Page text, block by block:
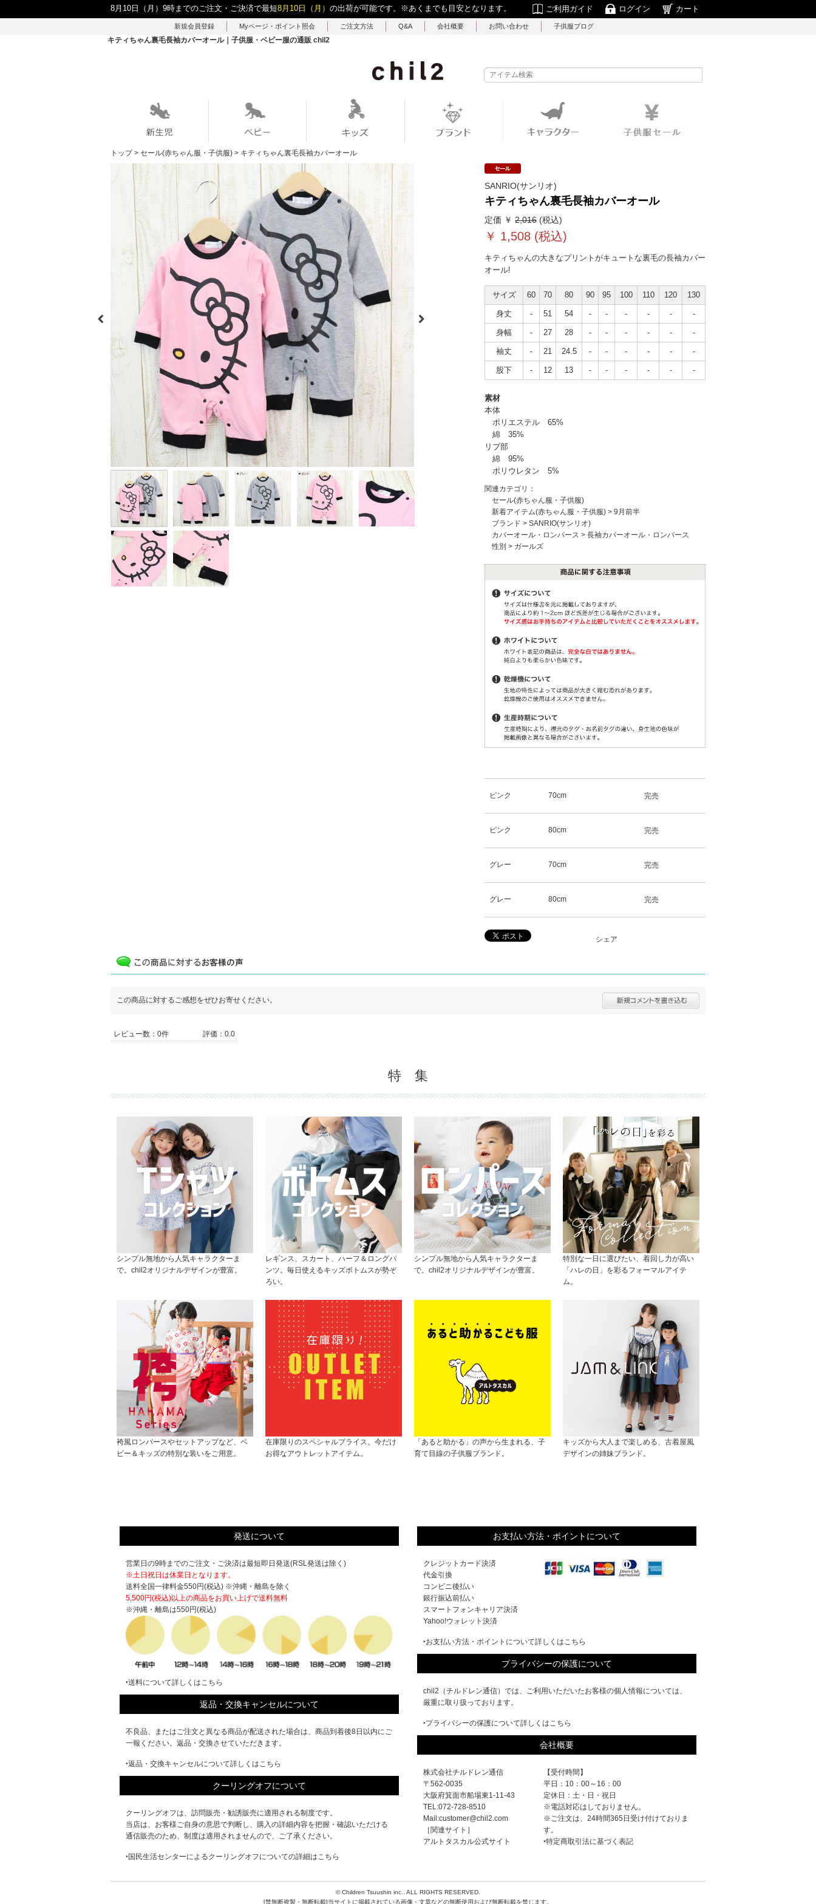
8月10日（月）9時までのご注文・ご決済で最短8月10日（月） の出荷が可能です。 ※あくまでも目安となります。 ご利用ガイド ログイン カート
新規会員登録 Myページ・ポイント照会 ご注文方法 Q&A 会社概要 お問い合わせ 子供服ブログ
キティちゃん裏毛長袖カバーオール｜子供服・ベビー服の通販 chil2
トップ > セール(赤ちゃん服・子供服) > キティちゃん裏毛長袖カバーオール
SANRIO(サンリオ)
キティちゃん裏毛長袖カバーオール
定価 ￥ 2,016 (税込)
￥ 1,508 (税込)
キティちゃんの大きなプリントがキュートな裏毛の長袖カバー
オール!
サイズ 60 70 80 90 95 100 110 120 130
身丈 - 51 54 - - - - - -
身幅 - 27 28 - - - - - -
袖丈 - 21 24.5 - - - - - -
股下 - 12 13 - - - - - -
素材
本体
ポリエステル 65%
綿 35%
リブ部
綿 95%
ポリウレタン 5%
関連カテゴリ：
セール(赤ちゃん服・子供服)
新着アイテム(赤ちゃん服・子供服) > 9月前半
ブランド > SANRIO(サンリオ)
カバーオール・ロンパース > 長袖カバーオール・ロンパース
性別 > ガールズ
ピンク 70cm 完売
ピンク 80cm 完売
グレー 70cm 完売
グレー 80cm 完売
シェア
この商品に対するご感想をぜひお寄せください。
レビュー数：0件 評価：0.0
特 集
シンプル無地から人気キャラクターま
で。chil2オリジナルデザインが豊富。
レギンス、スカート、ハーフ＆ロングパ
ンツ。毎日使えるキッズボトムスが勢ぞ
ろい。
シンプル無地から人気キャラクターま
で。chil2オリジナルデザインが豊富。
特別な一日に選びたい、着回し力が高い
「ハレの日」を彩るフォーマルアイテ
ム。
袴風ロンパースやセットアップなど、ベ
ビー＆キッズの特別な装いをご用意。
在庫限りのスペシャルプライス。今だけ
お得なアウトレットアイテム。
「あると助かる」の声から生まれる、子
育て目線の子供服ブランド。
キッズから大人まで楽しめる、古着屋風
デザインの姉妹ブランド。
発送について
営業日の9時までのご注文・ご決済は最短即日発送(RSL発送は除く)
※土日祝日は休業日となります。
送料全国一律料金550円(税込) ※沖縄・離島を除く
5,500円(税込)以上の商品をお買い上げで送料無料
※沖縄・離島は550円(税込)
‣送料について詳しくはこちら
返品・交換キャンセルについて
不良品、またはご注文と異なる商品が配送された場合は、商品到着後8日以内にご
一報ください。返品・交換させていただきます。
‣返品・交換キャンセルについて詳しくはこちら
クーリングオフについて
クーリングオフは、訪問販売・勧誘販売に適用される制度です。
当店は、お客様ご自身の意思で判断し、購入の詳細内容を把握・確認いただける
通信販売のため、制度は適用されませんので、ご了承ください。
‣国民生活センターによるクーリングオフについての詳細はこちら
お支払い方法・ポイントについて
クレジットカード決済
代金引換
コンビニ後払い
銀行振込前払い
スマートフォンキャリア決済
Yahoo!ウォレット決済
‣お支払い方法・ポイントについて詳しくはこちら
プライバシーの保護について
chil2（チルドレン通信）では、ご利用いただいたお客様の個人情報については、
厳重に取り扱っております。
‣プライバシーの保護について詳しくはこちら
会社概要
株式会社チルドレン通信
〒562-0035
大阪府箕面市船場東1-11-43
TEL:072-728-8510
Mail:customer@chil2.com
［関連サイト］
アルトタスカル公式サイト
【受付時間】
平日：10：00～16：00
定休日：土・日・祝日
※電話対応はしておりません。
※ご注文は、24時間365日受け付けておりま
す。
‣特定商取引法に基づく表記
© Children Tsuushin inc.. ALL RIGHTS RESERVED.
[禁無断複製・無断転載]当サイトに掲載されている画像・文章などの無断使用および無断転載を禁じます。